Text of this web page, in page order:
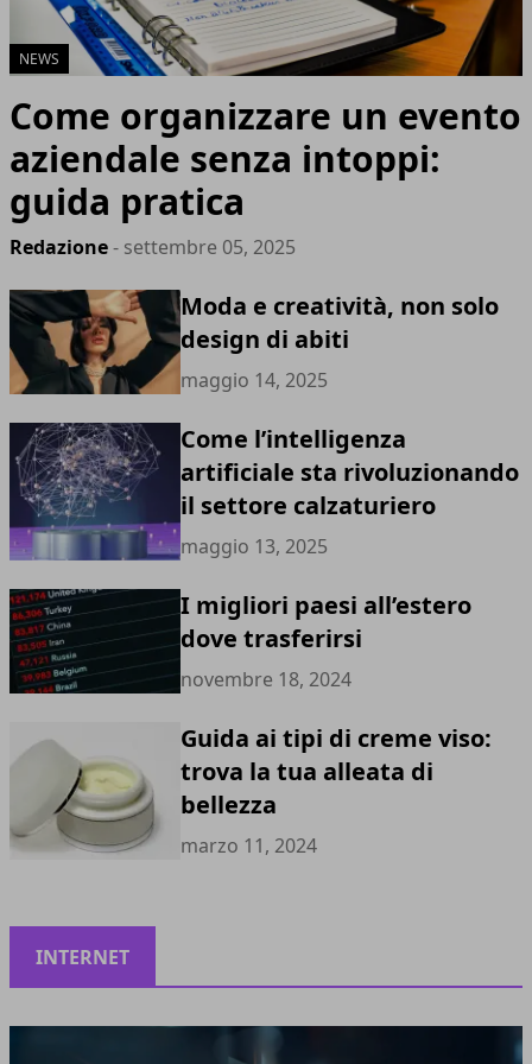
NEWS
Come organizzare un evento
aziendale senza intoppi:
guida pratica
Redazione- settembre 05, 2025
Moda e creatività, non solo
design di abiti
maggio 14, 2025
Come l’intelligenza
artificiale sta rivoluzionando
il settore calzaturiero
maggio 13, 2025
I migliori paesi all’estero
dove trasferirsi
novembre 18, 2024
Guida ai tipi di creme viso:
trova la tua alleata di
bellezza
marzo 11, 2024
INTERNET